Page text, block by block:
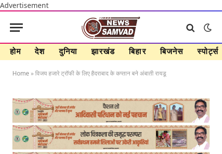
Advertisement
होम देश दुनिया झारखंड बिहार बिजनेस स्पोर्ट्स
Home »विजय हजारे ट्रॉफी के लिए हैदराबाद के कप्तान बने अंबाती रायडू